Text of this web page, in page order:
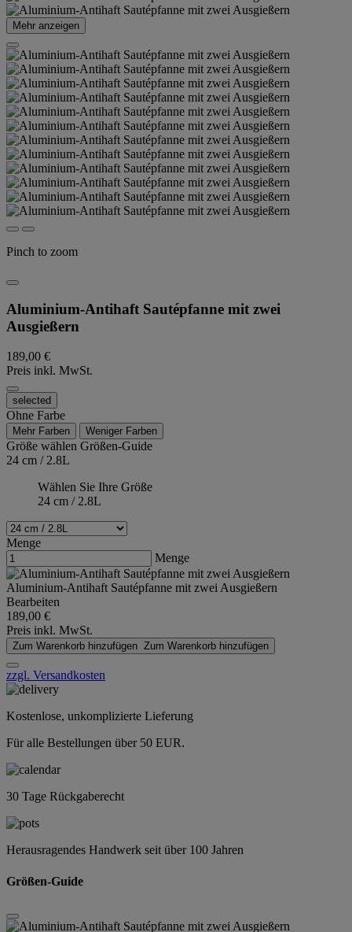
Mehr anzeigen
Pinch to zoom
Aluminium-Antihaft Sautépfanne mit zwei
Ausgießern
189,00 €
Preis inkl. MwSt.
selected
Ohne Farbe
Mehr Farben Weniger Farben
Größe wählen Größen-Guide
24 cm / 2.8L
Wählen Sie Ihre Größe
24 cm / 2.8L
Menge
Menge
Aluminium-Antihaft Sautépfanne mit zwei Ausgießern
Bearbeiten
189,00 €
Preis inkl. MwSt.
Zum Warenkorb hinzufügen Zum Warenkorb hinzufügen
zzgl. Versandkosten
Kostenlose, unkomplizierte Lieferung
Für alle Bestellungen über 50 EUR.
30 Tage Rückgaberecht
Herausragendes Handwerk seit über 100 Jahren
Größen-Guide